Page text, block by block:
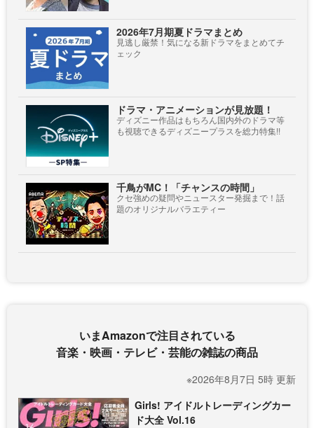
2026年7月期夏ドラマまとめ
見逃し厳禁！気になる新ドラマをまとめてチ
ェック
ドラマ・アニメーションが見放題！
ディズニー作品はもちろん国内外のドラマ等
も視聴できるディズニープラスを総力特集!!
千鳥がMC！「チャンスの時間」
クセ強めの疑問やニュースター発掘まで！話
題のオリジナルバラエティー
いまAmazonで注目されている
音楽・映画・テレビ・芸能の雑誌の商品
※2026年8月7日 5時 更新
Girls! アイドルトレーディングカー
ド大全 Vol.16